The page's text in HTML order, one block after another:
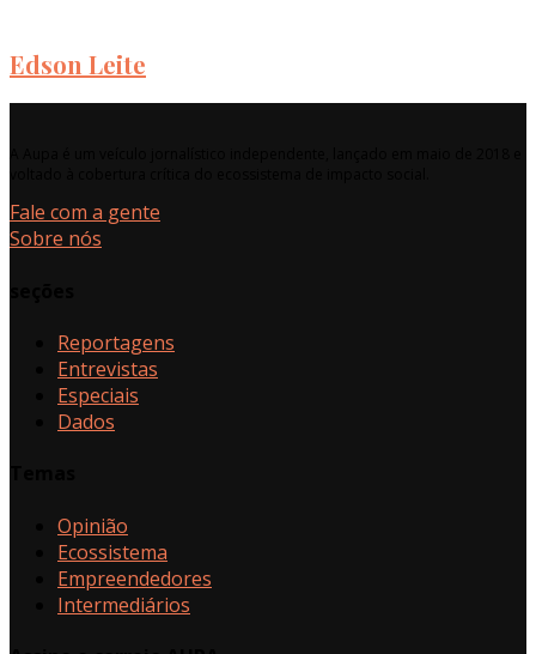
Edson Leite
Fale com a gente
Sobre nós
Reportagens
Entrevistas
Especiais
Dados
Opinião
Ecossistema
Empreendedores
Intermediários